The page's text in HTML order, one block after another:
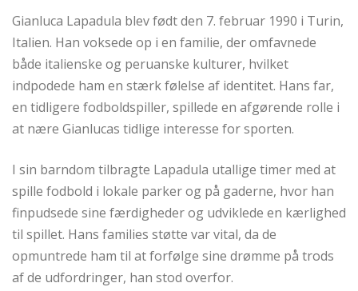
Gianluca Lapadula blev født den 7. februar 1990 i Turin,
Italien. Han voksede op i en familie, der omfavnede
både italienske og peruanske kulturer, hvilket
indpodede ham en stærk følelse af identitet. Hans far,
en tidligere fodboldspiller, spillede en afgørende rolle i
at nære Gianlucas tidlige interesse for sporten.
I sin barndom tilbragte Lapadula utallige timer med at
spille fodbold i lokale parker og på gaderne, hvor han
finpudsede sine færdigheder og udviklede en kærlighed
til spillet. Hans families støtte var vital, da de
opmuntrede ham til at forfølge sine drømme på trods
af de udfordringer, han stod overfor.